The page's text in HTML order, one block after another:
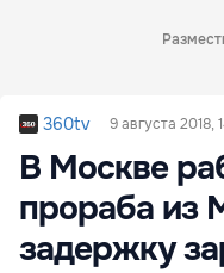
360tv 9 августа 2018,
В Москве
прораба из
задержку